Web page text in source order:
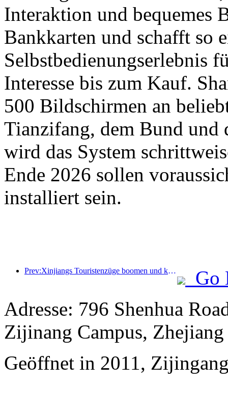
Interaktion und bequemes
Bankkarten und schafft so
Selbstbedienungserlebnis
Interesse bis zum Kauf.
500 Bildschirmen an
Tianzifang, dem Bund und
wird das System
Ende 2026 sollen
installiert sein.
Prev:Xinjiangs Touristenzüge boomen und kurbeln die Kultur- und Tourismuswirtschaft an
Go
Adresse: 796 Shenhua
Zijinang Campus,
Geöffnet in 2011,